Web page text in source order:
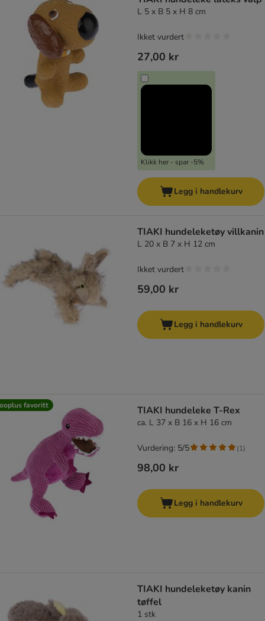
L 5 x B 5 x H 8 cm
27,00 kr
Klikk her - spar -5%
Ikket vurdert
Legg i handlekurv
TIAKI hundeleketøy villkanin
L 20 x B 7 x H 12 cm
59,00 kr
Ikket vurdert
Legg i handlekurv
favoritt TIAKI hundeleke T-Rex
ca. L 37 x B 16 x H 16 cm
98,00 kr
Vurdering: 5/5 (1)
Legg i handlekurv
TIAKI hundeleketøy kanin
tøffel
1 stk